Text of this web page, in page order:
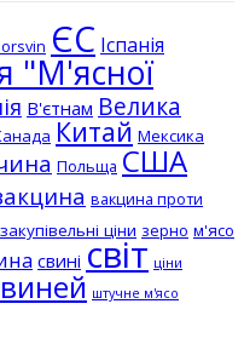
ЄС Іспанія
"М'ясної
В'єтнам Велика
Китай Мексика
Польща США
вакцина проти
закупівельні ціни зерно м'ясо
свині світ ціни
штучне м'ясо